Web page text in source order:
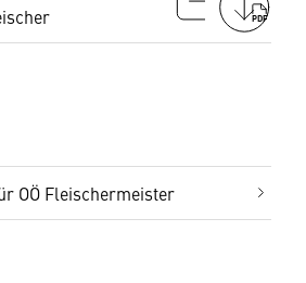
PDF
OÖ Fleischermeister